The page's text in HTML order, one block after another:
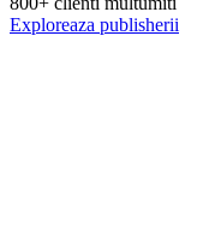
Exploreaza publisherii